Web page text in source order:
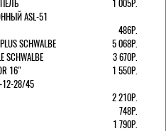
1 005Р.
ASL-51
486Р.
SCHWALBE
5 068Р.
3 670Р.
16"
1 550Р.
28/45
2 210Р.
748Р.
1 790Р.